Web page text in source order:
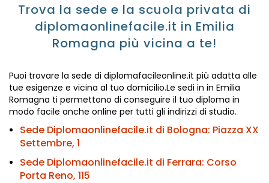
Trova la sede e la scuola privata di
diplomaonlinefacile.it in Emilia
Romagna più vicina a te!
Puoi trovare la sede di diplomafacileonline.it più adatta alle
tue esigenze e vicina al tuo domicilio.Le sedi in in Emilia
Romagna ti permettono di conseguire il tuo diploma in
modo facile anche online per tutti gli indirizzi di studio.
Sede Diplomaonlinefacile.it di Bologna: Piazza XX
Settembre, 1
Sede Diplomaonlinefacile.it di Ferrara: Corso
Porta Reno, 115